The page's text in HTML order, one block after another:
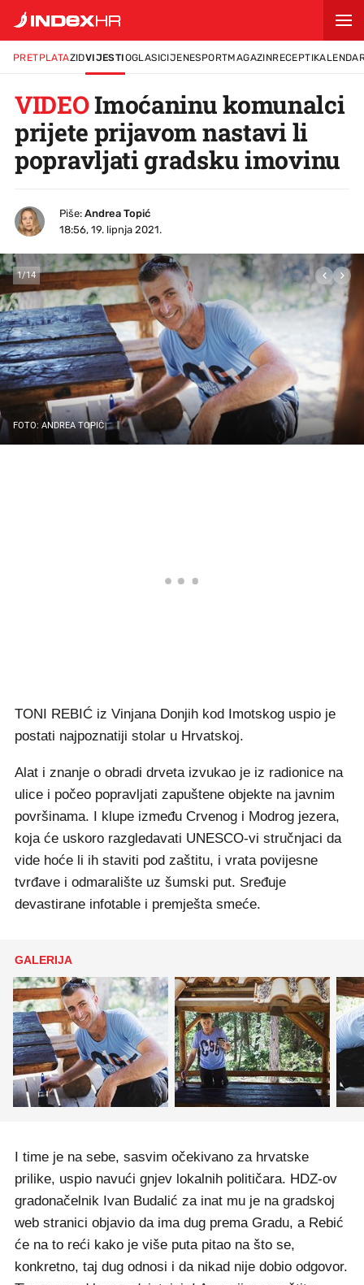
PRETPLATAZIDVIJESTIOGLASICIJENESPORTMAGAZINRECEPTI
VIDEOImoćaninu komunalci
prijete prijavom nastavi li
popravljati gradsku imovinu
Piše: Andrea Topić
18:56, 19. lipnja 2021.
1/14
FOTO: ANDREA TOPIĆ
TONI REBIĆ iz Vinjana Donjih kod Imotskog uspio je
postati najpoznatiji stolar u Hrvatskoj.
Alat i znanje o obradi drveta izvukao je iz radionice na
ulice i počeo popravljati zapuštene objekte na javnim
površinama. I klupe između Crvenog i Modrog jezera,
koja će uskoro razgledavati UNESCO-vi stručnjaci da
vide hoće li ih staviti pod zaštitu, i vrata povijesne
tvrđave i odmaralište uz šumski put. Sređuje
devastirane infotable i premješta smeće.
GALERIJA
I time je na sebe, sasvim očekivano za hrvatske
prilike, uspio navući gnjev lokalnih političara. HDZ-ov
gradonačelnik Ivan Budalić za inat mu je na gradskoj
web stranici objavio da ima dug prema Gradu, a Rebić
će na to reći kako je više puta pitao na što se,
konkretno, taj dug odnosi i da nikad nije dobio odgovor.